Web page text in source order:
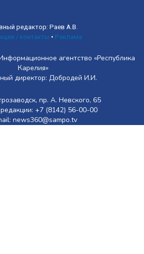
редактор: Раев А.В.
/ контакты • Реклама
агентство «Республика
Карелия»
директор: Добродей И.И.
пр. А. Невского, 65
+7 (8142) 56-00-00
news360@sampo.tv